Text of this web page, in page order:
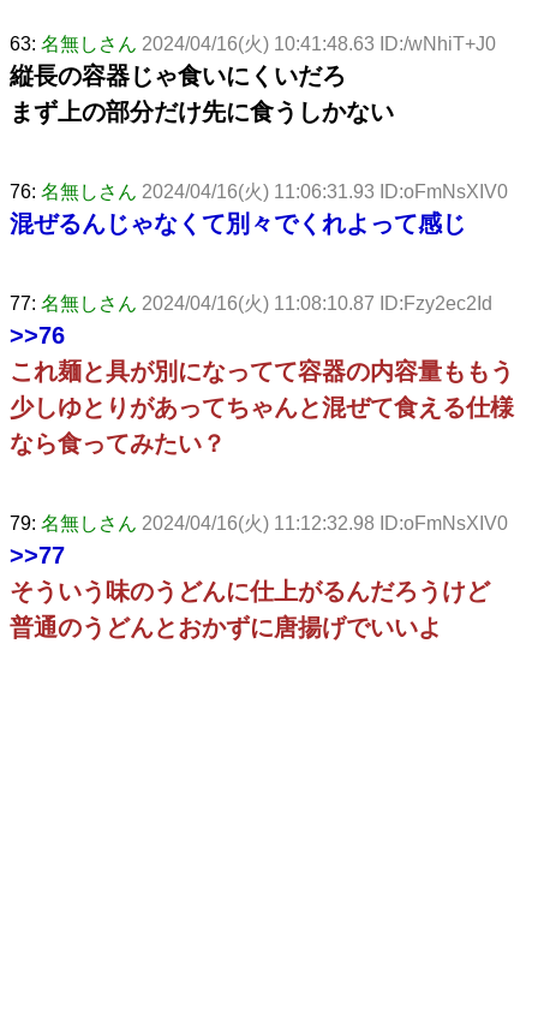
63: 名無しさん 2024/04/16(火) 10:41:48.63 ID:/wNhiT+J0
縦長の容器じゃ食いにくいだろ
まず上の部分だけ先に食うしかない
76: 名無しさん 2024/04/16(火) 11:06:31.93 ID:oFmNsXIV0
混ぜるんじゃなくて別々でくれよって感じ
77: 名無しさん 2024/04/16(火) 11:08:10.87 ID:Fzy2ec2Id
>>76
これ麺と具が別になってて容器の内容量ももう
少しゆとりがあってちゃんと混ぜて食える仕様
なら食ってみたい？
79: 名無しさん 2024/04/16(火) 11:12:32.98 ID:oFmNsXIV0
>>77
そういう味のうどんに仕上がるんだろうけど
普通のうどんとおかずに唐揚げでいいよ